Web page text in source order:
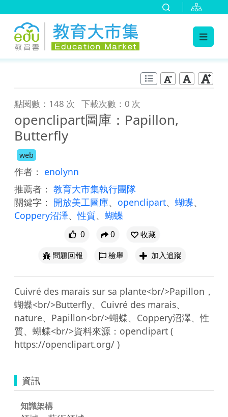
點閱數：148 次 下載次數：0 次
openclipart圖庫：Papillon,
Butterfly
web
作者： enolynn
推薦者： 教育大市集執行團隊
關鍵字： 開放美工圖庫、 openclipart、 蝴蝶、
Coppery沼澤、性質、 蝴蝶
0 0
收藏
問題回報
檢舉 加入追蹤
Cuivré des marais sur sa plante<br/>Papillon，
蝴蝶<br/>Butterfly、Cuivré des marais、
nature、Papillon<br/>蝴蝶、Coppery沼澤、性
質、蝴蝶<br/>資料來源：openclipart (
資訊
知識架構